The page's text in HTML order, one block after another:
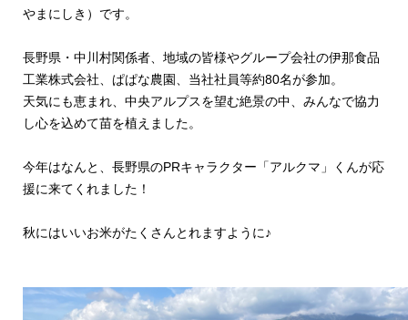
やまにしき）です。
長野県・中川村関係者、地域の皆様やグループ会社の伊那食品
工業株式会社、ぱぱな農園、当社社員等約80名が参加。
天気にも恵まれ、中央アルプスを望む絶景の中、みんなで協力
し心を込めて苗を植えました。
今年はなんと、長野県のPRキャラクター「アルクマ」くんが応
援に来てくれました！
秋にはいいお米がたくさんとれますように♪